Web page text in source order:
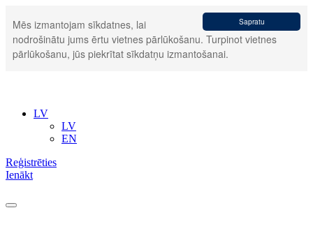
Sapratu
Mēs izmantojam sīkdatnes, lai
nodrošinātu jums ērtu vietnes pārlūkošanu. Turpinot vietnes
pārlūkošanu, jūs piekrītat sīkdatņu izmantošanai.
LV
LV
EN
Reģistrēties
Ienākt